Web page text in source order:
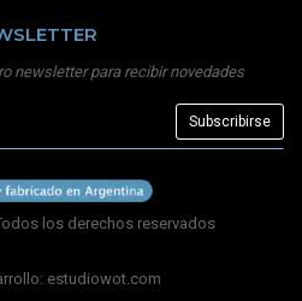
newsletter para recibir novedades
los derechos reservados
estudiowot.com